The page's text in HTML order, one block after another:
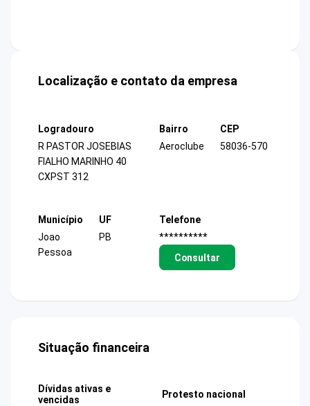
Localização e contato da empresa
Logradouro
R PASTOR JOSEBIAS
FIALHO MARINHO 40
CXPST 312
Bairro
Aeroclube
CEP
58036-570
Município
Joao
Pessoa
UF
PB
Telefone
**********
Consultar
Situação financeira
Dívidas ativas e
vencidas
Protesto nacional